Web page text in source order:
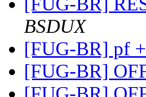
BSDUX
[FUG-BR] pf
[FUG-BR]